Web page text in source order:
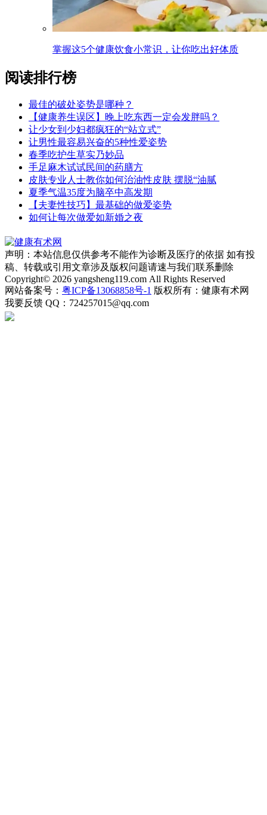
掌握这5个健康饮食小常识，让你吃出好体质
阅读排行榜
最佳的破处姿势是哪种？
【健康养生误区】晚上吃东西一定会发胖吗？
让少女到少妇都疯狂的“站立式”
让男性最容易兴奋的5种性爱姿势
春季吃护生草实乃妙品
手足麻木试试民间的药膳方
皮肤专业人士教你如何治油性皮肤 摆脱“油腻
夏季气温35度为脑卒中高发期
【夫妻性技巧】最基础的做爱姿势
如何让每次做爱如新婚之夜
声明：本站信息仅供参考不能作为诊断及医疗的依据 如有投
稿、转载或引用文章涉及版权问题请速与我们联系删除
Copyright© 2026 yangsheng119.com All Rights Reserved
网站备案号： 粤ICP备13068858号-1 版权所有：健康有术网
我要反馈 QQ：724257015@qq.com